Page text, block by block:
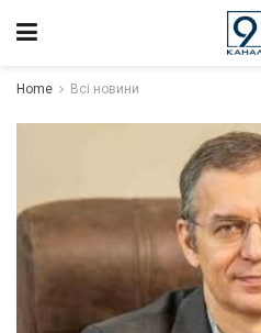
Home Всі новини